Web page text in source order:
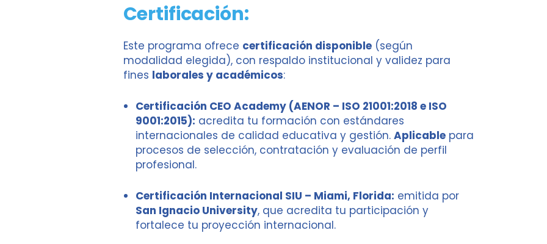
Certificación:
Este programa ofrece certificación disponible(según
modalidad elegida), con respaldo institucional y validez para
fines laborales y académicos:
Certificación CEO Academy (AENOR – ISO 21001:2018 e ISO
9001:2015): acredita tu formación con estándares
internacionales de calidad educativa y gestión. Aplicablepara
procesos de selección, contratación y evaluación de perfil
profesional.
Certificación Internacional SIU – Miami, Florida: emitida por
San Ignacio University, que acredita tu participación y
fortalece tu proyección internacional.